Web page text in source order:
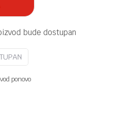
bude dostupan
ponovo